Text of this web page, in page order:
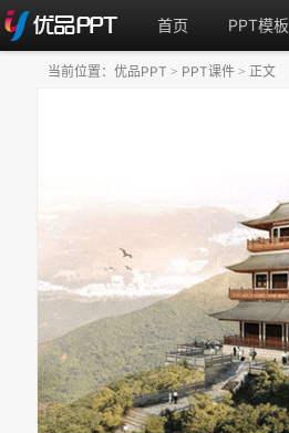
首页 PPT模板
当前位置： 优品PPT > PPT课件 > 正文